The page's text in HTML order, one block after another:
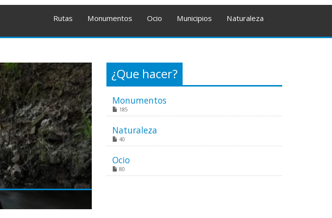
Rutas Monumentos Ocio Municipios Naturaleza
¿Que hacer?
Monumentos
185
Naturaleza
40
Ocio
80